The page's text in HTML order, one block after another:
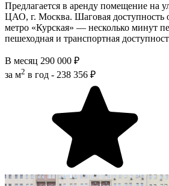
Предлагается в аренду помещение на
ЦАО, г. Москва. Шаговая доступность
метро «Курская» — несколько минут
пешеходная и транспортная
В месяц 290 000 ₽
за м2 в год - 238 356 ₽